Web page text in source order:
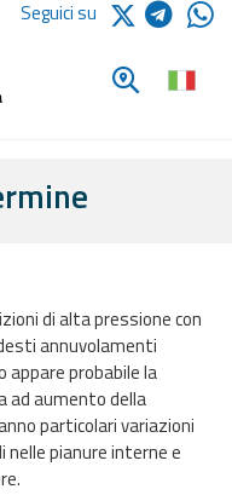
Seguici su
Cerca un
di alta pressione con
annuvolamenti
appare probabile la
ad aumento della
particolari variazioni
nelle pianure interne e